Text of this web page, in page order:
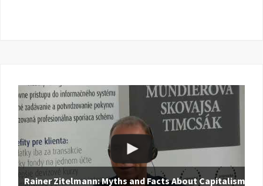
Rainer Zitelmann: Myths and Facts About Capitalism |